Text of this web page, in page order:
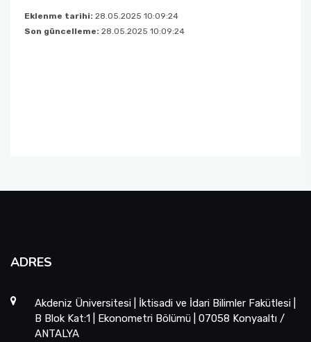
Eklenme tarihi: 28.05.2025 10:09:24
Son güncelleme: 28.05.2025 10:09:24
ADRES
Akdeniz Üniversitesi | İktisadi ve İdari Bilimler Fakütlesi |
B Blok Kat:1 | Ekonometri Bölümü | 07058 Konyaaltı /
ANTALYA